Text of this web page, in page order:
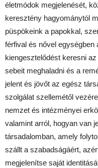
életmódok megjelenését,
keresztény hagyománytól
püspökeink a papokkal,
férfival és nővel egységben
kiengesztelődést keresni
sebeit meghaladni és a
jelent és jövőt az egész
szolgálat szellemétől
nemzet és intézményei
valamint arról, hogyan van
társadalomban, amely
szállt a szabadságáért,
megjelenítse saját